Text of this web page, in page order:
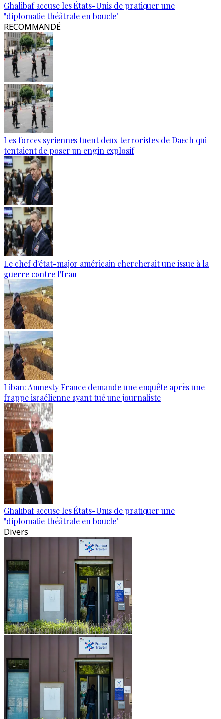
Ghalibaf accuse les États-Unis de pratiquer une
"diplomatie théâtrale en boucle"
RECOMMANDÉ
Les forces syriennes tuent deux terroristes de Daech qui
tentaient de poser un engin explosif
Le chef d'état-major américain chercherait une issue à la
guerre contre l'Iran
Liban: Amnesty France demande une enquête après une
frappe israélienne ayant tué une journaliste
Ghalibaf accuse les États-Unis de pratiquer une
"diplomatie théâtrale en boucle"
Divers